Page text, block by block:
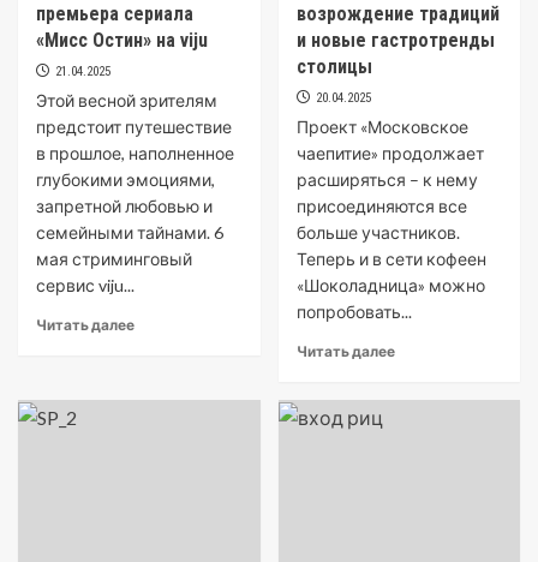
премьера сериала
«Мисс Остин» на viju
21.04.2025
Этой весной зрителям
предстоит путешествие
в прошлое, наполненное
глубокими эмоциями,
запретной любовью и
семейными тайнами. 6
мая стриминговый
сервис viju...
Читать далее
возрождение традиций
и новые гастротренды
столицы
20.04.2025
Проект «Московское
чаепитие» продолжает
расширяться – к нему
присоединяются все
больше участников.
Теперь и в сети кофеен
«Шоколадница» можно
попробовать...
Читать далее